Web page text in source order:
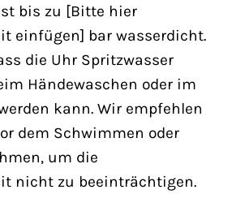
bis zu [Bitte hier
einfügen] bar wasserdicht.
die Uhr Spritzwasser
Händewaschen oder im
kann. Wir empfehlen
dem Schwimmen oder
um die
nicht zu beeinträchtigen.